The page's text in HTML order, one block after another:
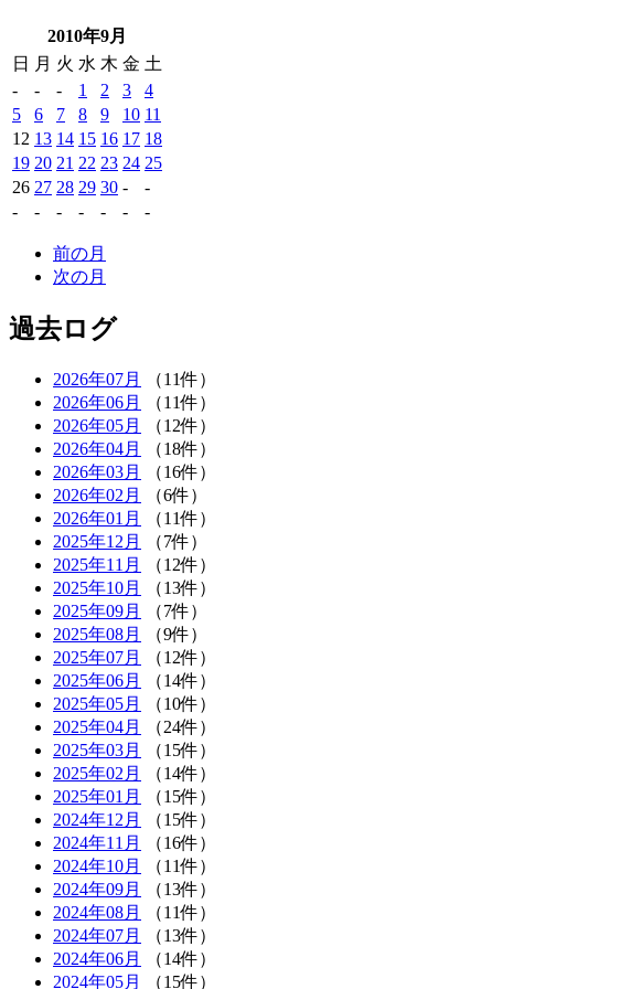
2010年9月
日
月 火 水 木 金 土
-
- - 1 2 3
4
5
6 7 8 9 10 11
12 13 14 15 16 17 18
19 20 21 22 23 24 25
26 27 28 29 30 -
-
-
- - - - - -
前の月
次の月
過去ログ
2026年07月
（11件）
2026年06月
（11件）
2026年05月
（12件）
2026年04月
（18件）
2026年03月
（16件）
2026年02月
（6件）
2026年01月
（11件）
2025年12月
（7件）
2025年11月
（12件）
2025年10月
（13件）
2025年09月
（7件）
2025年08月
（9件）
2025年07月
（12件）
2025年06月
（14件）
2025年05月
（10件）
2025年04月
（24件）
2025年03月
（15件）
2025年02月
（14件）
2025年01月
（15件）
2024年12月
（15件）
2024年11月
（16件）
2024年10月
（11件）
2024年09月
（13件）
2024年08月
（11件）
2024年07月
（13件）
2024年06月
（14件）
2024年05月
（15件）